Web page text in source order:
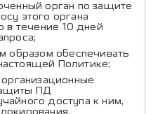
орган по защите
этого органа
течение 10 дней
образом обеспечивать
Политике;
ПД
доступа к ним,